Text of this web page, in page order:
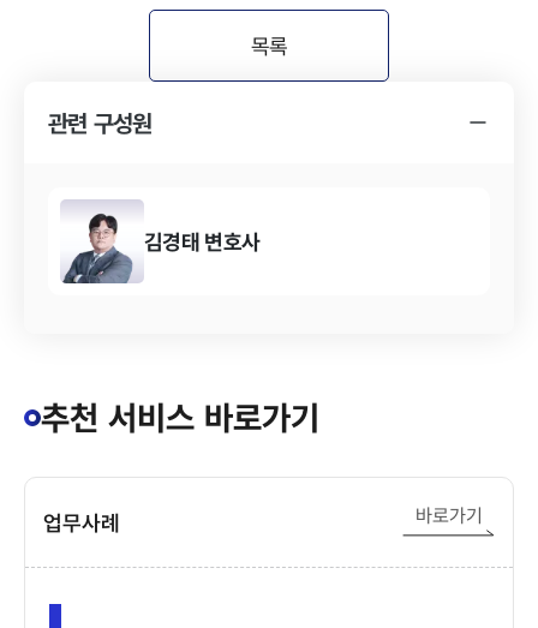
목록
관련 구성원
김경태 변호사
추천 서비스 바로가기
업무사례 바로가기